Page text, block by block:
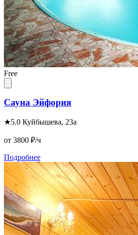
Free
Сауна Эйфория
★5.0 Куйбышева, 23а
от 3800 ₽/ч
Подробнее